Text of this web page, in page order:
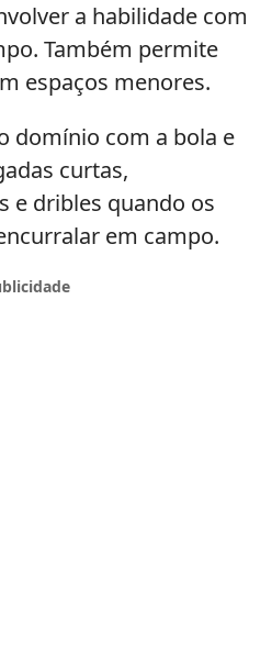
a habilidade com
Também permite
espaços menores.
domínio com a bola e
curtas,
e dribles quando os
em campo.